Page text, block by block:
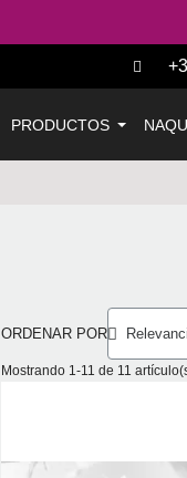
PRODUCTOS
ORDENAR POR
Mostrando 1-11 de 11